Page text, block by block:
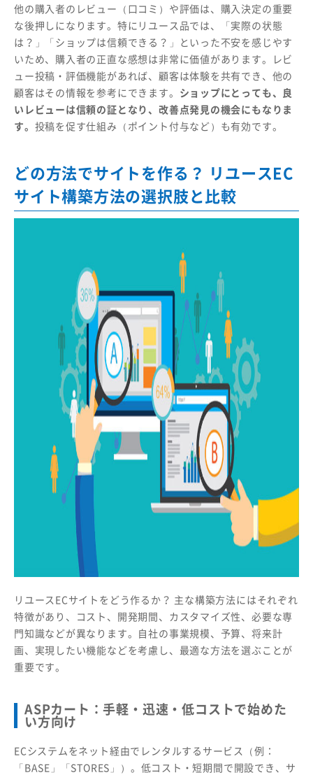
他の購入者のレビュー（口コミ）や評価は、購入決定の重要
な後押しになります。特にリユース品では、「実際の状態
は？」「ショップは信頼できる？」といった不安を感じやす
いため、購入者の正直な感想は非常に価値があります。レビ
ュー投稿・評価機能があれば、顧客は体験を共有でき、他の
顧客はその情報を参考にできます。 ショップにとっても、良
いレビューは信頼の証となり、改善点発見の機会にもなりま
す。 投稿を促す仕組み（ポイント付与など）も有効です。
どの方法でサイトを作る？ リユースEC
サイト構築方法の選択肢と比較
リユースECサイトをどう作るか？ 主な構築方法にはそれぞれ
特徴があり、コスト、開発期間、カスタマイズ性、必要な専
門知識などが異なります。自社の事業規模、予算、将来計
画、実現したい機能などを考慮し、最適な方法を選ぶことが
重要です。
ASPカート：手軽・迅速・低コストで始めた
い方向け
ECシステムをネット経由でレンタルするサービス（例：
「BASE」「STORES」）。低コスト・短期間で開設でき、サ